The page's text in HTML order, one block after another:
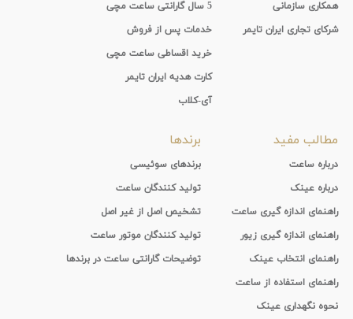
همکاری سازمانی
شرکای تجاری ایران تایمر
5 سال گارانتی ساعت مچی
خدمات پس از فروش
خرید اقساطی ساعت مچی
کارت هدیه ایران تایمر
آی-کلاب
مطالب مفید
درباره ساعت
درباره عینک
راهنمای اندازه گیری ساعت
راهنمای اندازه گیری زیور
راهنمای انتخاب عینک
راهنمای استفاده از ساعت
نحوه نگهداری عینک
برندها
برندهای سوئیسی
تولید کنندگان ساعت
تشخیص اصل از غیر اصل
تولید کنندگان موتور ساعت
توضیحات گارانتی ساعت در برندها